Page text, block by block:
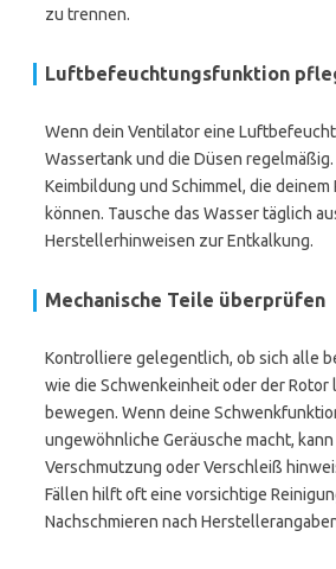
zu trennen.
Luftbefeuchtungsfunktion
Wenn dein Ventilator eine
Wassertank und die Düsen
Keimbildung und Schimmel, die deinem
können. Tausche das Wasser täglich
Herstellerhinweisen zur Entkalkung.
Mechanische Teile überprüfen
Kontrolliere gelegentlich, ob sich alle
wie die Schwenkeinheit oder der Rotor
bewegen. Wenn deine
ungewöhnliche Geräusche macht,
Verschmutzung oder Verschleiß
Fällen hilft oft eine vorsichtige
Nachschmieren nach